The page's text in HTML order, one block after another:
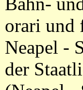
orari und
Neapel -
der